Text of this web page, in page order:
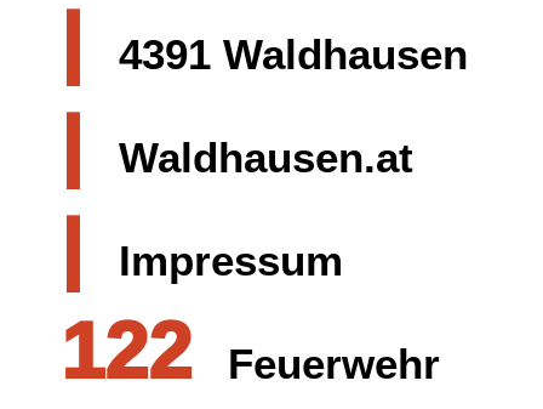
4391 Waldhausen
Waldhausen.at
Impressum
122 Feuerwehr